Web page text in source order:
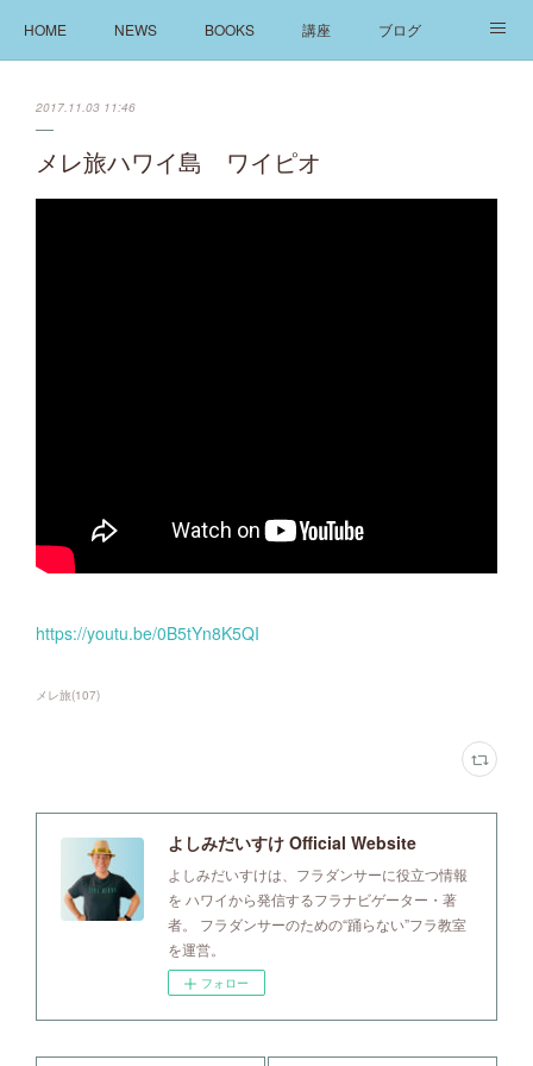
HOME NEWS BOOKS 講座 ブログ
2017.11.03 11:46
メレ旅ハワイ島 ワイピオ
https://youtu.be/0B5tYn8K5QI
メレ旅(107)
よしみだいすけ Official Website
よしみだいすけは、フラダンサーに役立つ情報
を ハワイから発信するフラナビゲーター・著
者。 フラダンサーのための“踊らない”フラ教室
を運営。
フォロー